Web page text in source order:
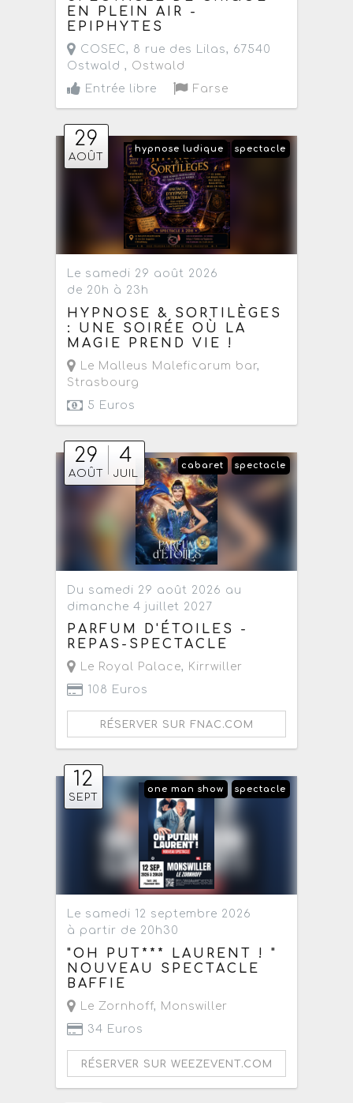
EN PLEIN AIR -
EPIPHYTES
COSEC, 8 rue des Lilas, 67540
Ostwald , Ostwald
Entrée libre
Farse
29
AOÛT
spectacle
hypnose ludique
Le samedi 29 août 2026
de 20h à 23h
HYPNOSE & SORTILÈGES
: UNE SOIRÉE OÙ LA
MAGIE PREND VIE !
Le Malleus Maleficarum bar,
Strasbourg
5 Euros
29
AOÛT
4
JUIL
spectacle
cabaret
Du samedi 29 août 2026 au
dimanche 4 juillet 2027
PARFUM D'ÉTOILES -
REPAS-SPECTACLE
Le Royal Palace, Kirrwiller
108 Euros
RÉSERVER SUR FNAC.COM
12
SEPT
spectacle
one man show
Le samedi 12 septembre 2026
à partir de 20h30
"OH PUT*** LAURENT ! "
NOUVEAU SPECTACLE
BAFFIE
Le Zornhoff, Monswiller
34 Euros
RÉSERVER SUR WEEZEVENT.COM